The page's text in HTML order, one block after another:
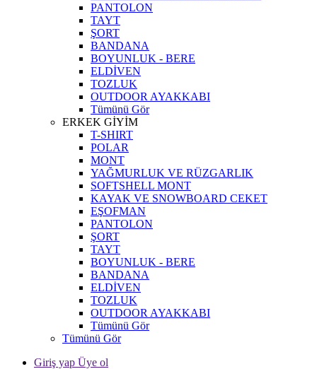
PANTOLON
TAYT
ŞORT
BANDANA
BOYUNLUK - BERE
ELDİVEN
TOZLUK
OUTDOOR AYAKKABI
Tümünü Gör
ERKEK GİYİM
T-SHIRT
POLAR
MONT
YAĞMURLUK VE RÜZGARLIK
SOFTSHELL MONT
KAYAK VE SNOWBOARD CEKET
EŞOFMAN
PANTOLON
ŞORT
TAYT
BOYUNLUK - BERE
BANDANA
ELDİVEN
TOZLUK
OUTDOOR AYAKKABI
Tümünü Gör
Tümünü Gör
Giriş yap Üye ol